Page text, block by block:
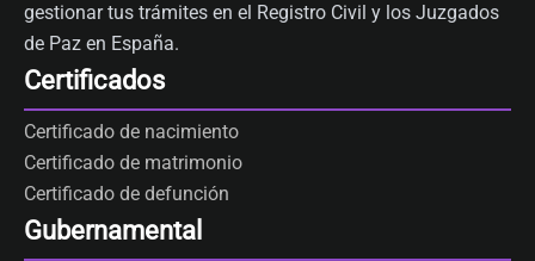
gestionar tus trámites en el Registro Civil y los Juzgados
de Paz en España.
Certificados
Certificado de nacimiento
Certificado de matrimonio
Certificado de defunción
Gubernamental